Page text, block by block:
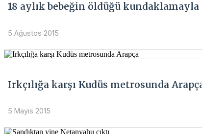
18 aylık bebeğin öldüğü
5 Ağustos 2015
Irkçılığa karşı Kudüs metrosunda
5 Mayıs 2015